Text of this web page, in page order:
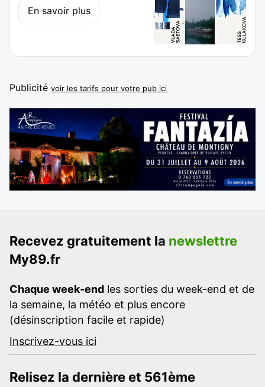
En savoir plus
Publicité voir les tarifs pour votre pub ici
Recevez gratuitement la newslettre
My89.fr
Chaque week-end les sorties du week-end et de
la semaine, la météo et plus encore
(désinscription facile et rapide)
Inscrivez-vous ici
Relisez la dernière et 561ème